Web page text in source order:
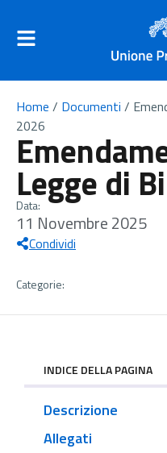
Home / Documenti /
2026
Legge di
Data:
11 Novembre 2025
Condividi
Categorie:
INDICE DELLA PAGINA
Descrizione
Allegati